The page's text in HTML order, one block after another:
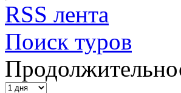
RSS лента
Поиск туров